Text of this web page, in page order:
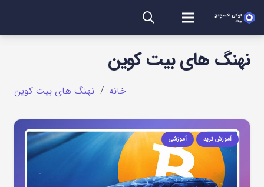
نهنگ های بیت کوین
خانه / نهنگ های بیت کوین
آموزش ترید آموزشی